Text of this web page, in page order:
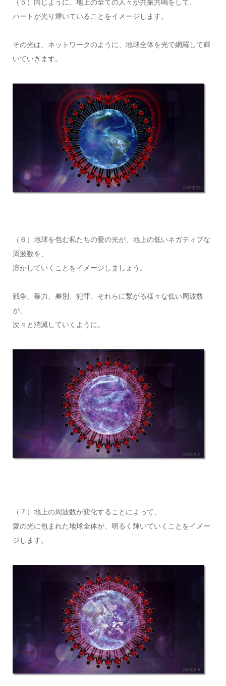
（５）同じように、地上の全ての人々が共振共鳴をして、
ハートが光り輝いていることをイメージします。
その光は、ネットワークのように、地球全体を光で網羅して輝
いていきます。
（６）地球を包む私たちの愛の光が、地上の低いネガティブな
周波数を、
溶かしていくことをイメージしましょう。
戦争、暴力、差別、犯罪、それらに繋がる様々な低い周波数
が、
次々と消滅していくように。
（７）地上の周波数が変化することによって、
愛の光に包まれた地球全体が、明るく輝いていくことをイメー
ジします。